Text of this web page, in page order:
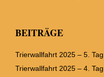
BEITRÄGE
Trierwallfahrt 2025 – 5. Tag
Trierwallfahrt 2025 – 4. Tag